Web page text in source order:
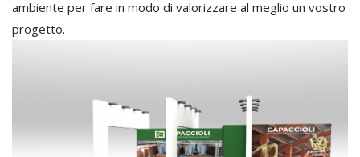
ambiente per fare in modo di valorizzare al meglio un vostro
progetto.